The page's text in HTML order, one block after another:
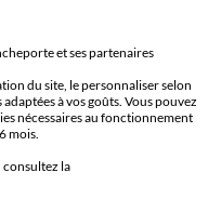
newsletter
et ses partenaires
du site, le personnaliser selon
à vos goûts. Vous pouvez
nécessaires au fonctionnement
mois.
la